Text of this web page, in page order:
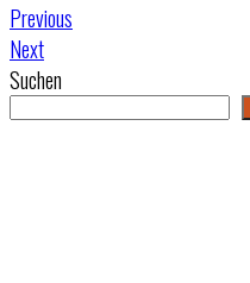
Previous
Next
Suchen